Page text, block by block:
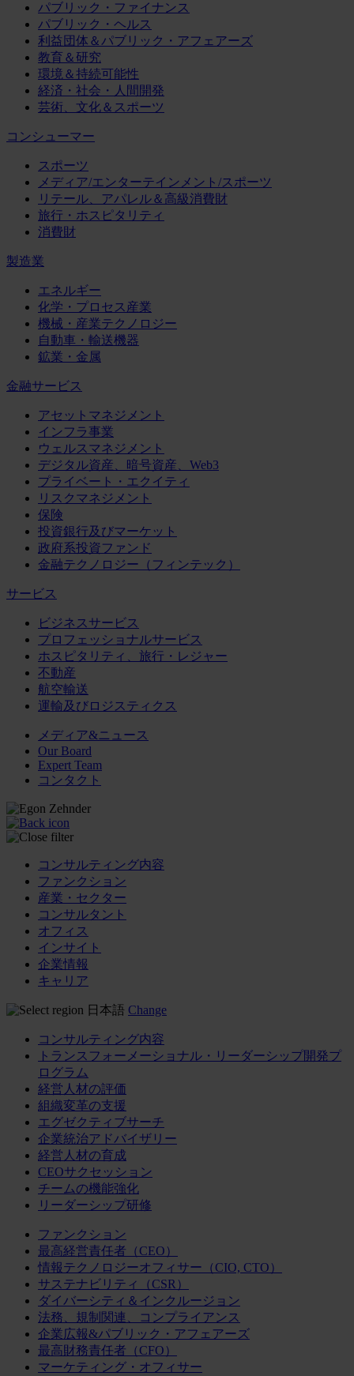
パブリック・ファイナンス
パブリック・ヘルス
利益団体＆パブリック・アフェアーズ
教育＆研究
環境＆持続可能性
経済・社会・人間開発
芸術、文化＆スポーツ
コンシューマー
スポーツ
メディア/エンターテインメント/スポーツ
リテール、アパレル＆高級消費財
旅行・ホスピタリティ
消費財
製造業
エネルギー
化学・プロセス産業
機械・産業テクノロジー
自動車・輸送機器
鉱業・金属
金融サービス
アセットマネジメント
インフラ事業
ウェルスマネジメント
デジタル資産、暗号資産、Web3
プライベート・エクイティ
リスクマネジメント
保険
投資銀行及びマーケット
政府系投資ファンド
金融テクノロジー（フィンテック）
サービス
ビジネスサービス
プロフェッショナルサービス
ホスピタリティ、旅行・レジャー
不動産
航空輸送
運輸及びロジスティクス
メディア&ニュース
Our Board
Expert Team
コンタクト
コンサルティング内容
ファンクション
産業・セクター
コンサルタント
オフィス
インサイト
企業情報
キャリア
日本語 Change
コンサルティング内容
トランスフォーメーショナル・リーダーシップ開発プ
ログラム
経営人材の評価
組織変革の支援
エグゼクティブサーチ
企業統治アドバイザリー
経営人材の育成
CEOサクセッション
チームの機能強化
リーダーシップ研修
ファンクション
最高経営責任者（CEO）
情報テクノロジーオフィサー（CIO, CTO）
サステナビリティ（CSR）
ダイバーシティ＆インクルージョン
法務、規制関連、コンプライアンス
企業広報&パブリック・アフェアーズ
最高財務責任者（CFO）
マーケティング・オフィサー